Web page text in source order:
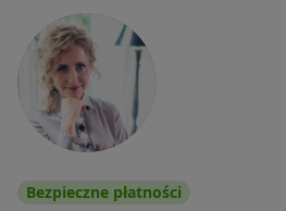
Bezpieczne płatności